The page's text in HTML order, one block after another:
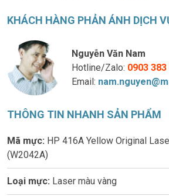
KHÁCH HÀNG PHẢN ÁNH DỊCH
Nguyễn Văn Nam
Hotline/Zalo: 0903 383
Email:
THÔNG TIN NHANH SẢN PHẨM
Mã mực: HP 416A Yellow Original
(W2042A)
Loại mực: Laser màu vàng